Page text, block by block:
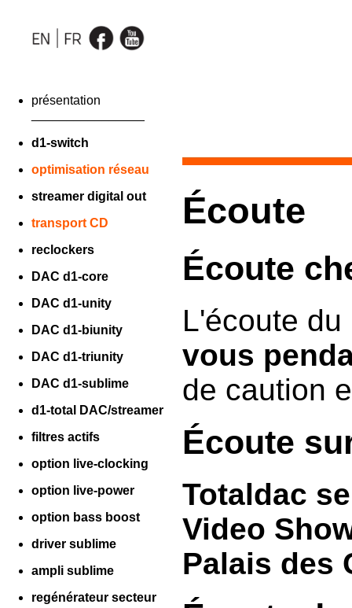
présentation
d1-switch
optimisation réseau
streamer digital out
transport CD
reclockers
DAC d1-core
DAC d1-unity
DAC d1-biunity
DAC d1-triunity
DAC d1-sublime
d1-total DAC/streamer
filtres actifs
option live-clocking
option live-power
option bass boost
driver sublime
ampli sublime
regénérateur secteur
Écoute
Écoute
L'écoute
vous
de caution
Écoute
Totaldac
Video
Palais des